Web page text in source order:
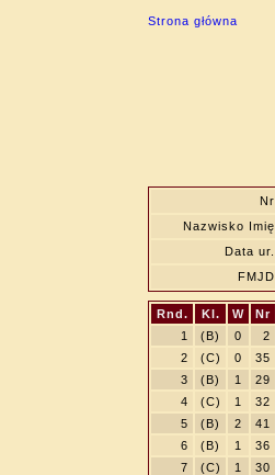
Strona główna
Nr
Nazwisko Imię
Data ur.
FMJD
Rnd. Kl. W Nr
1
(B) 0 2
2
(C) 0 35
3
(B) 1 29
4
(C) 1 32
5
(B) 2 41
6
(B) 1 36
7
(C) 1 30